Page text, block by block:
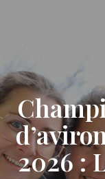
2026 :